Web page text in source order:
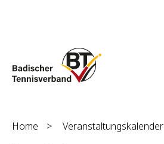
Home > Veranstaltungskalender